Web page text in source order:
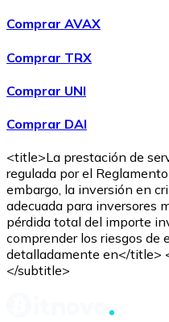
ComprarAvalanche
Comprar AVAX
Comprar TRX
Comprar UNI
Comprar DAI
<title>La prestación de
regulada por el
embargo, la inversión en
adecuada para inversores
pérdida total del importe
comprender los riesgos de
detalladamente en</title>
</subtitle>